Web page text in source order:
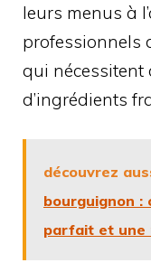
leurs menus à
professionnels
qui nécessitent
d’ingrédients
découvrez
bourguignon :
parfait et une